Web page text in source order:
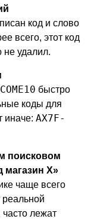
код и слово
всего, этот код
не удалил.
быстро
коды для
иначе: AX7F-
поисковом
магазин Х»
чаще всего
лежат